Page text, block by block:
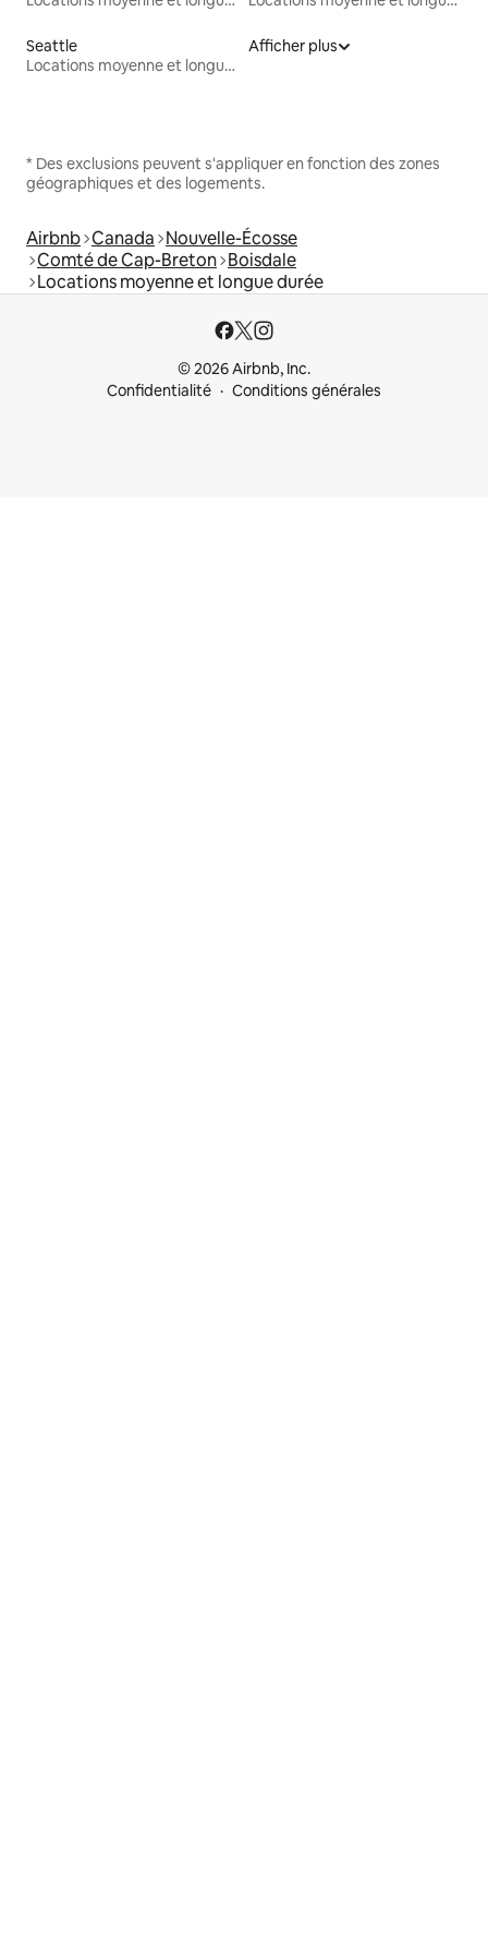
Seattle
Locations moyenne et longue durée
Afficher plus
* Des exclusions peuvent s'appliquer en fonction des zones
géographiques et des logements.
Airbnb Canada Nouvelle-Écosse
Comté de Cap-Breton Boisdale
Locations moyenne et longue durée
© 2026 Airbnb, Inc.
Confidentialité
Conditions générales